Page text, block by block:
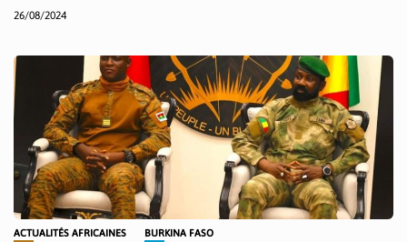
26/08/2024
ACTUALITÉS AFRICAINES BURKINA FASO